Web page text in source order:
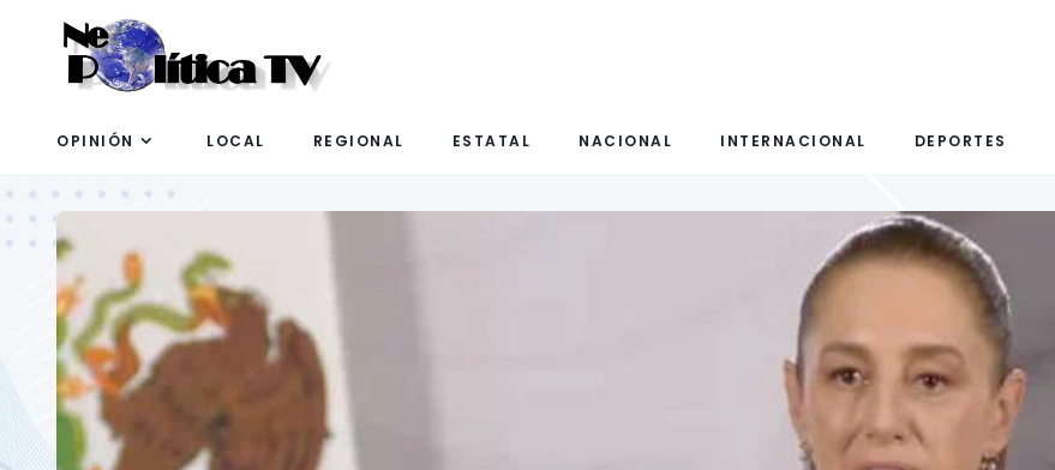
OPINIÓN LOCAL REGIONAL ESTATAL NACIONAL INTERNACIONAL DEPORTES